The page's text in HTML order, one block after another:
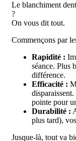
Le blanchiment
?
On vous dit tout.
Commençons par
Rapidité :
séance. Plus
différence.
Efficacité :
pointe pour
Durabilité :
plus tard),
Jusque-là, tout va